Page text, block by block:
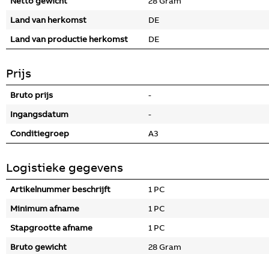
Land van herkomst
DE
Land van productie herkomst
DE
Prijs
Bruto prijs
-
Ingangsdatum
-
Conditiegroep
A3
Logistieke gegevens
Artikelnummer beschrijft
1 PC
Minimum afname
1 PC
Stapgrootte afname
1 PC
Bruto gewicht
28 Gram